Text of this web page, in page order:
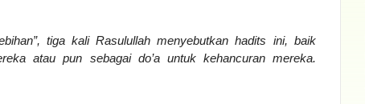
tiga kali Rasulullah menyebutkan hadits ini, baik
atau pun sebagai do’a untuk kehancuran mereka.